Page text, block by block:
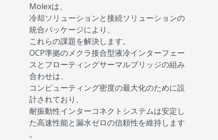
Molexは、
冷却ソリューションと接続ソリューションの
統合パッケージにより、
これらの課題を解決します。
OCP準拠のメクラ接合型液冷インターフェー
スとフローティングサーマルブリッジの組み
合わせは、
コンピューティング密度の最大化のために設
計されており、
耐振動性インターコネクトシステムは安定し
た高速性能と漏水ゼロの信頼性を維持します
。